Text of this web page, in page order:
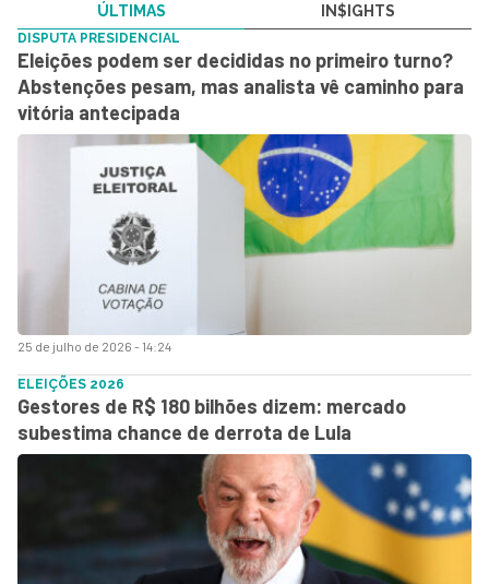
ÚLTIMAS IN$IGHTS
25 de julho de 2026 - 14:24
DISPUTA PRESIDENCIAL
Eleições podem ser decididas no primeiro turno?
Abstenções pesam, mas analista vê caminho para
vitória antecipada
ELEIÇÕES 2026
Gestores de R$ 180 bilhões dizem: mercado
subestima chance de derrota de Lula